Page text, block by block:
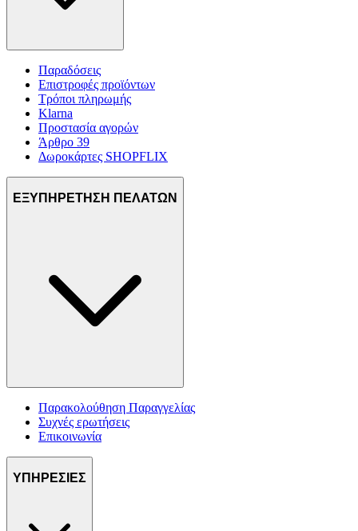
Παραδόσεις
Επιστροφές προϊόντων
Τρόποι πληρωμής
Klarna
Προστασία αγορών
Άρθρο 39
Δωροκάρτες SHOPFLIX
ΕΞΥΠΗΡΕΤΗΣΗ ΠΕΛΑΤΩΝ
Παρακολούθηση Παραγγελίας
Συχνές ερωτήσεις
Επικοινωνία
ΥΠΗΡΕΣΙΕΣ